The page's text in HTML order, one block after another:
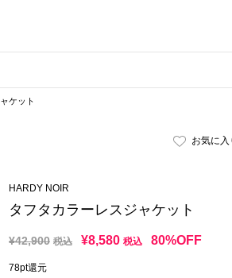
ケット
お気に
HARDY NOIR
タフタカラーレスジャケット
¥42,900 税込 ¥8,580 税込 80%OFF
78pt還元